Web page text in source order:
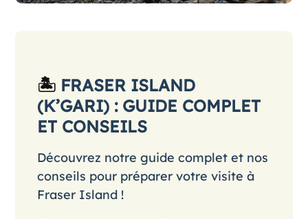
🏝️ FRASER ISLAND
(K’GARI) : GUIDE COMPLET
ET CONSEILS
Découvrez notre guide complet et nos
conseils pour préparer votre visite à
Fraser Island !